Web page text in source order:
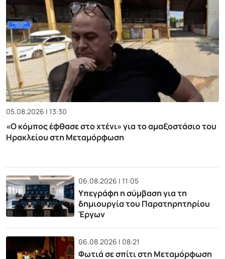
05.08.2026 | 13:30
«Ο κόμπος έφθασε στο χτένι» για το αμαξοστάσιο του
Ηρακλείου στη Μεταμόρφωση
06.08.2026 | 11:05
Υπεγράφη η σύμβαση για τη
δημιουργία του Παρατηρητηρίου
Έργων
06.08.2026 | 08:21
Φωτιά σε σπίτι στη Μεταμόρφωση